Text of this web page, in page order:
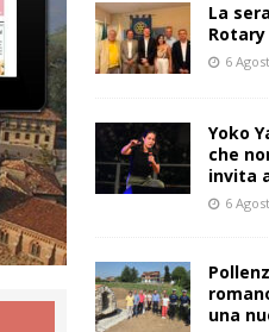
La
6
Yoko
che
invita
6
una